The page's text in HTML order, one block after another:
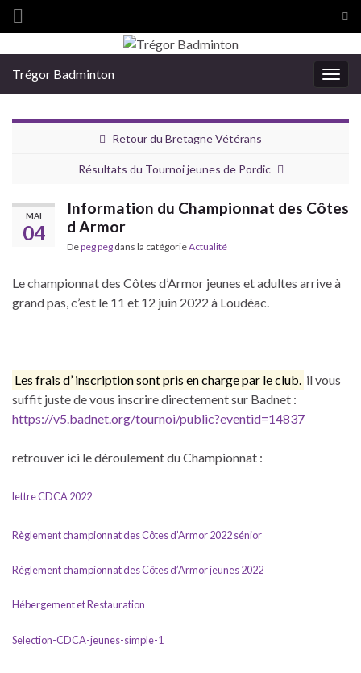
Search for:
Trégor Badminton
Retour du Bretagne Vétérans
Résultats du Tournoi jeunes de Pordic
MAI
04
Information du Championnat des Côtes
d Armor
Depeg peg dans la catégorieActualité
Le championnat des Côtes d’Armor jeunes et adultes arrive à
grand pas, c’est le 11 et 12 juin 2022 à Loudéac.
Les frais d’ inscription sont pris en charge par le club. il vous
suffit juste de vous inscrire directement sur Badnet :
https://v5.badnet.org/tournoi/public?eventid=14837
retrouver ici le déroulement du Championnat :
lettre CDCA 2022
Règlement championnat des Côtes d’Armor 2022 sénior
Règlement championnat des Côtes d’Armor jeunes 2022
Hébergement et Restauration
Selection-CDCA-jeunes-simple-1